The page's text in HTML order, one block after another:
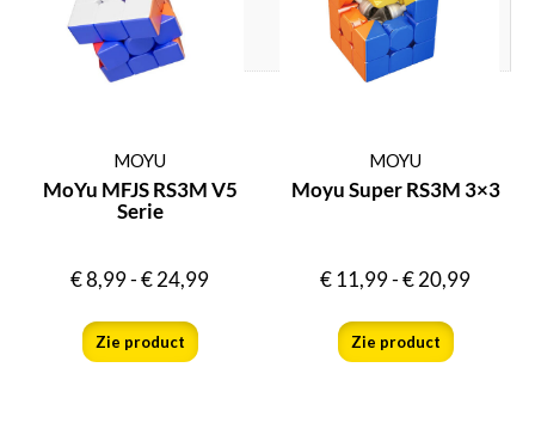
Speedcube type
15×15
MOYU
MoYu MFJS RS3M V5
Serie
€8,99-€24,99
Zie product
MOYU
Moyu Super RS3M 3×3
€11,99-€20,99
Zie product